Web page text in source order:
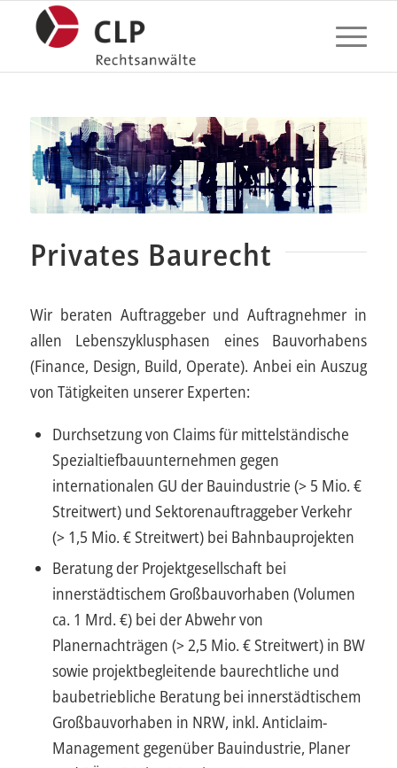
Privates Baurecht
Wir beraten Auftraggeber und Auftragnehmer in
allen Lebenszyklusphasen eines Bauvorhabens
(Finance, Design, Build, Operate). Anbei ein Auszug
von Tätigkeiten unserer Experten:
Durchsetzung von Claims für mittelständische
Spezialtiefbauunternehmen gegen
internationalen GU der Bauindustrie (> 5 Mio. €
Streitwert) und Sektorenauftraggeber Verkehr
(> 1,5 Mio. € Streitwert) bei Bahnbauprojekten
Beratung der Projektgesellschaft bei
innerstädtischem Großbauvorhaben (Volumen
ca. 1 Mrd. €) bei der Abwehr von
Planernachträgen (> 2,5 Mio. € Streitwert) in BW
sowie projektbegleitende baurechtliche und
baubetriebliche Beratung bei innerstädtischem
Großbauvorhaben in NRW, inkl. Anticlaim-
Management gegenüber Bauindustrie, Planer